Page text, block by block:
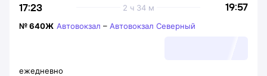
17:23 19:57
2 ч 34 м
ежедневно
№640Ж Автовокзал – Автовокзал Северный